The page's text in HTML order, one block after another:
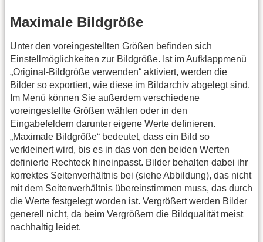
Maximale Bildgröße
Unter den voreingestellten Größen befinden sich
Einstellmöglichkeiten zur Bildgröße. Ist im Aufklappmenü
„Original-Bildgröße verwenden“ aktiviert, werden die
Bilder so exportiert, wie diese im Bildarchiv abgelegt sind.
Im Menü können Sie außerdem verschiedene
voreingestellte Größen wählen oder in den
Eingabefeldern darunter eigene Werte definieren.
„Maximale Bildgröße“ bedeutet, dass ein Bild so
verkleinert wird, bis es in das von den beiden Werten
definierte Rechteck hineinpasst. Bilder behalten dabei ihr
korrektes Seitenverhältnis bei (siehe Abbildung), das nicht
mit dem Seitenverhältnis übereinstimmen muss, das durch
die Werte festgelegt worden ist. Vergrößert werden Bilder
generell nicht, da beim Vergrößern die Bildqualität meist
nachhaltig leidet.